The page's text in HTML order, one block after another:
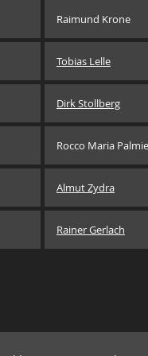
Raimund Krone
Tobias Lelle
Dirk Stollberg
Rocco Maria
Almut Zydra
Rainer Gerlach